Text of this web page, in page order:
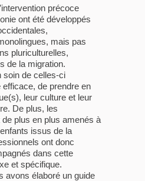
précoce
ont été développés
mais pas
pluriculturelles,
de la migration.
soin de celles-ci
de prendre en
leur culture et leur
De plus, les
plus en plus amenés à
issus de la
ont donc
dans cette
et spécifique.
avons élaboré un guide